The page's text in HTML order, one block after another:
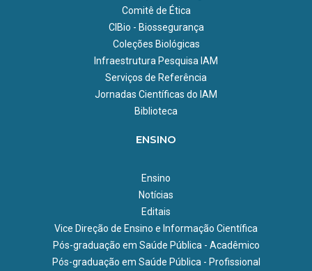
Comitê de Ética
CIBio - Biossegurança
Coleções Biológicas
Infraestrutura Pesquisa IAM
Serviços de Referência
Jornadas Científicas do IAM
Biblioteca
ENSINO
Ensino
Notícias
Editais
Vice Direção de Ensino e Informação Científica
Pós-graduação em Saúde Pública - Acadêmico
Pós-graduação em Saúde Pública - Profissional